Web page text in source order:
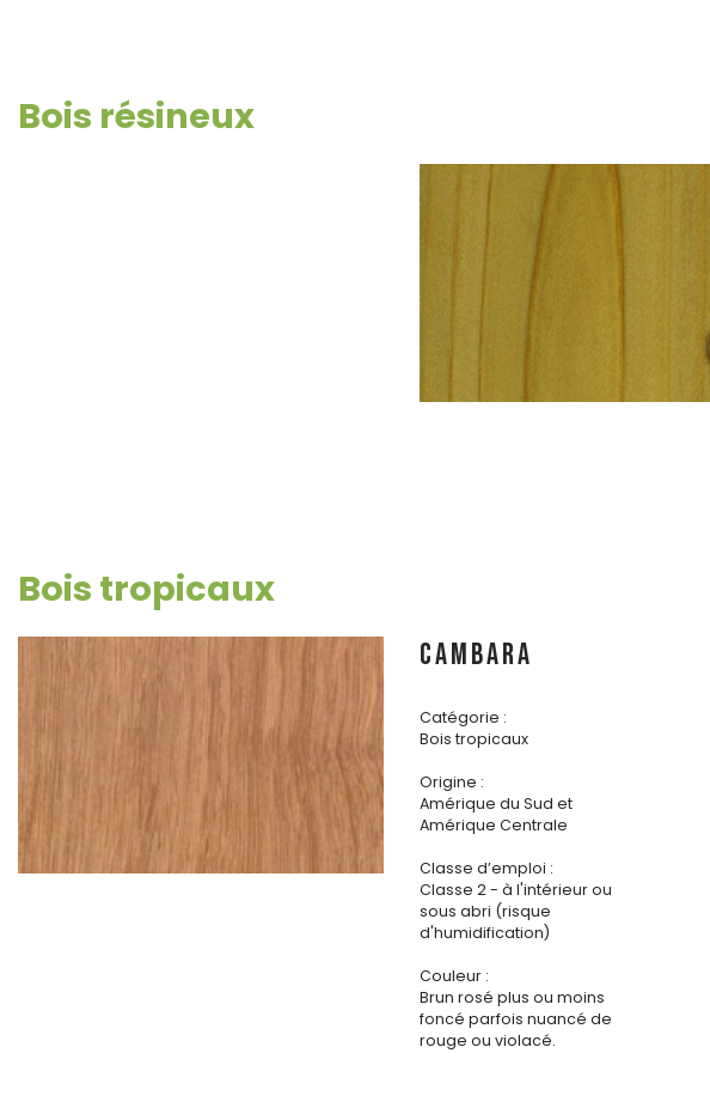
Bois résineux
Bois tropicaux
CAMBARA
Catégorie :
Bois tropicaux
Origine :
Amérique du Sud et
Amérique Centrale
Classe d’emploi :
Classe 2 - à l'intérieur ou
sous abri (risque
d'humidification)
Couleur :
Brun rosé plus ou moins
foncé parfois nuancé de
rouge ou violacé.